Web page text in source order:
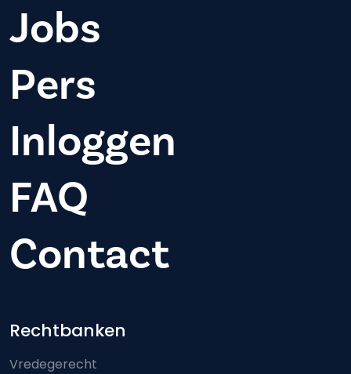
Jobs
Pers
Inloggen
FAQ
Contact
Footer-menu
Rechtbanken
Vredegerecht